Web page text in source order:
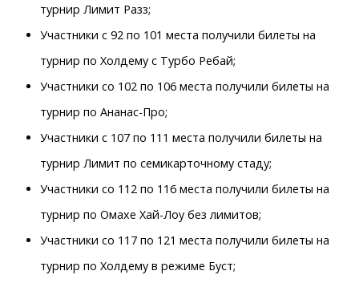
турнир Лимит Разз;
Участники с 92 по 101 места получили билеты на
турнир по Холдему с Турбо Ребай;
Участники со 102 по 106 места получили билеты на
турнир по Ананас-Про;
Участники с 107 по 111 места получили билеты на
турнир Лимит по семикарточному стаду;
Участники со 112 по 116 места получили билеты на
турнир по Омахе Хай-Лоу без лимитов;
Участники со 117 по 121 места получили билеты на
турнир по Холдему в режиме Буст;